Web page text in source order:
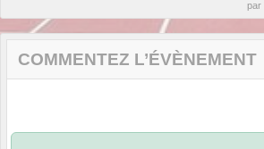
par
COMMENTEZ L’ÉVÈNEMENT